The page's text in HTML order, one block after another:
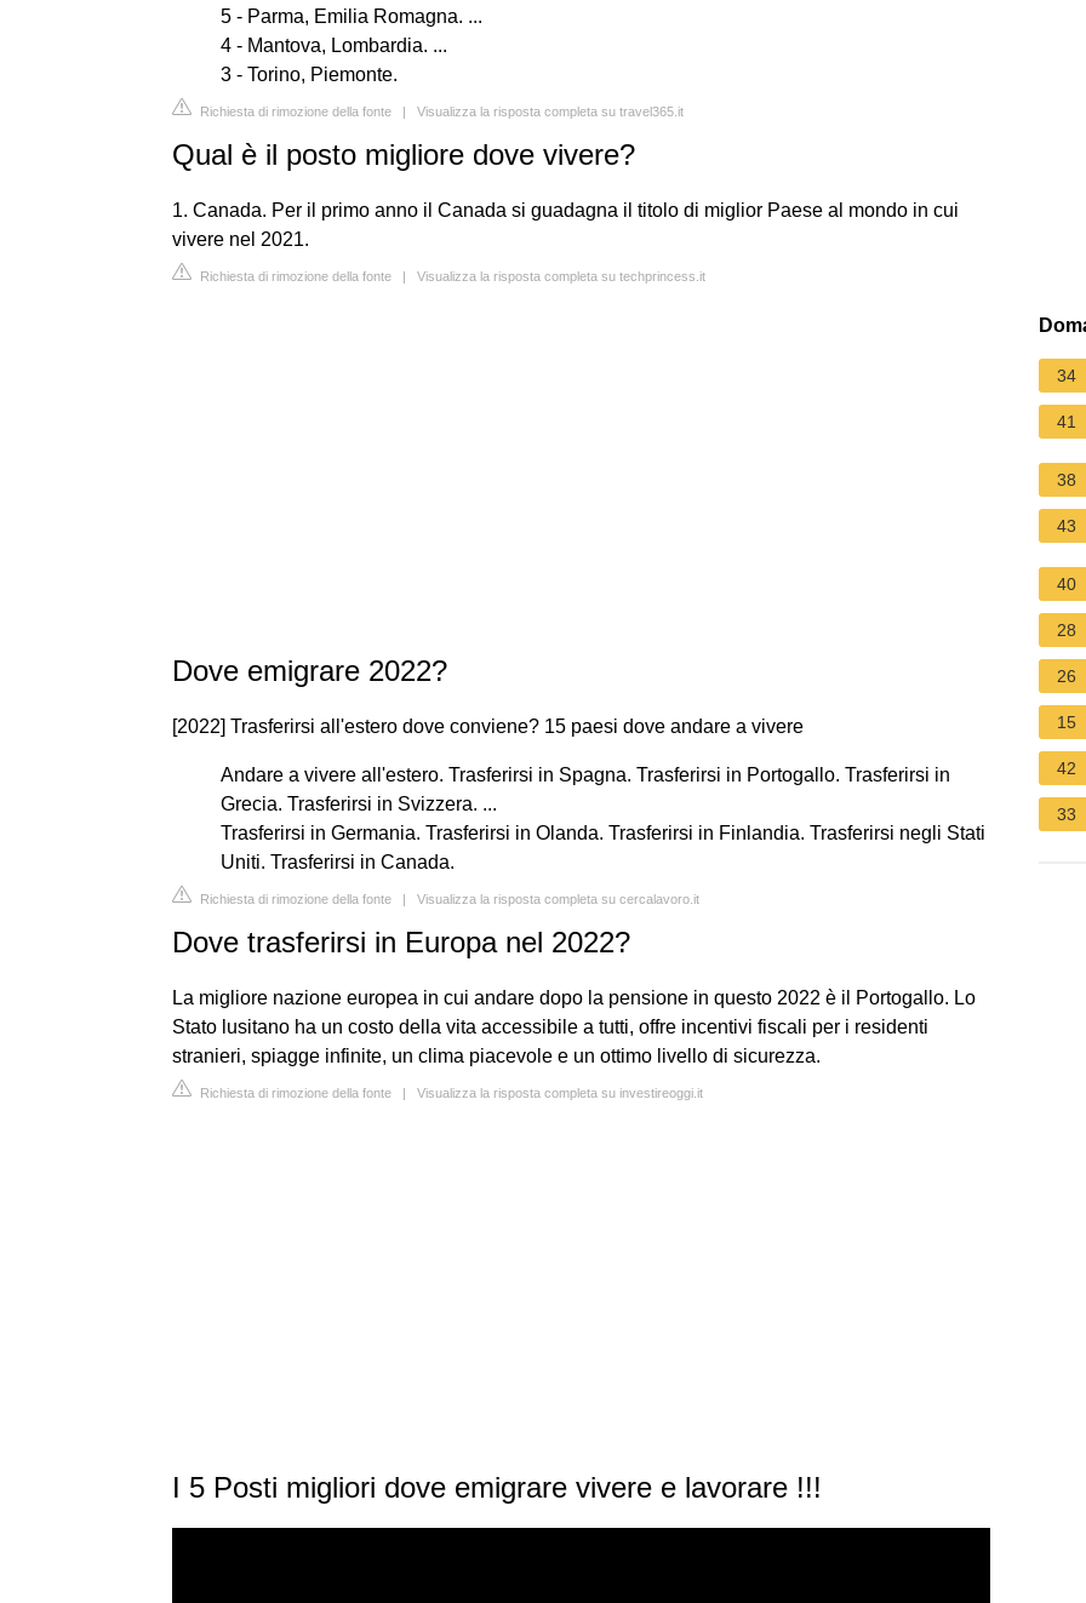
5 - Parma, Emilia Romagna. ...
4 - Mantova, Lombardia. ...
3 - Torino, Piemonte.
Richiesta di rimozione della fonte | Visualizza la risposta completa su travel365.it
Qual è il posto migliore dove vivere?
1. Canada. Per il primo anno il Canada si guadagna il titolo di miglior Paese al mondo in cui
vivere nel 2021.
Richiesta di rimozione della fonte | Visualizza la risposta completa su techprincess.it
Dove emigrare 2022?
[2022] Trasferirsi all'estero dove conviene? 15 paesi dove andare a vivere
Andare a vivere all'estero. Trasferirsi in Spagna. Trasferirsi in Portogallo. Trasferirsi in
Grecia. Trasferirsi in Svizzera. ...
Trasferirsi in Germania. Trasferirsi in Olanda. Trasferirsi in Finlandia. Trasferirsi negli Stati
Uniti. Trasferirsi in Canada.
Richiesta di rimozione della fonte | Visualizza la risposta completa su cercalavoro.it
Dove trasferirsi in Europa nel 2022?
La migliore nazione europea in cui andare dopo la pensione in questo 2022 è il Portogallo. Lo
Stato lusitano ha un costo della vita accessibile a tutti, offre incentivi fiscali per i residenti
stranieri, spiagge infinite, un clima piacevole e un ottimo livello di sicurezza.
Richiesta di rimozione della fonte | Visualizza la risposta completa su investireoggi.it
I 5 Posti migliori dove emigrare vivere e lavorare !!!
34
41
38
43
40
28
26
15
42
33